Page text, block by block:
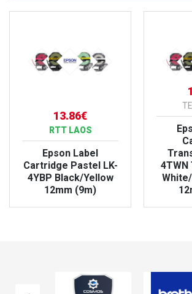
13.86€
RTT LAOS
Epson Label
Cartridge Pastel LK-
4YBP Black/Yellow
12mm (9m)